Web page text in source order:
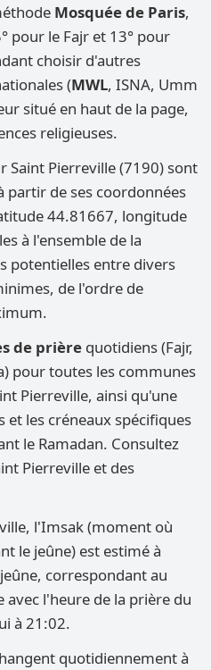
Mosquée de Paris,
pour le Fajr et 13° pour
choisir d'autres
(MWL, ISNA, Umm
situé en haut de la page,
religieuses.
Saint Pierreville (7190) sont
partir de ses coordonnées
44.81667, longitude
à l'ensemble de la
potentielles entre divers
de l'ordre de
de prière quotidiens (Fajr,
pour toutes les communes
Pierreville, ainsi qu'une
et les créneaux spécifiques
le Ramadan. Consultez
Pierreville et des
l'Imsak (moment où
le jeûne) est estimé à
correspondant au
avec l'heure de la prière du
à 21:02.
quotidiennement à